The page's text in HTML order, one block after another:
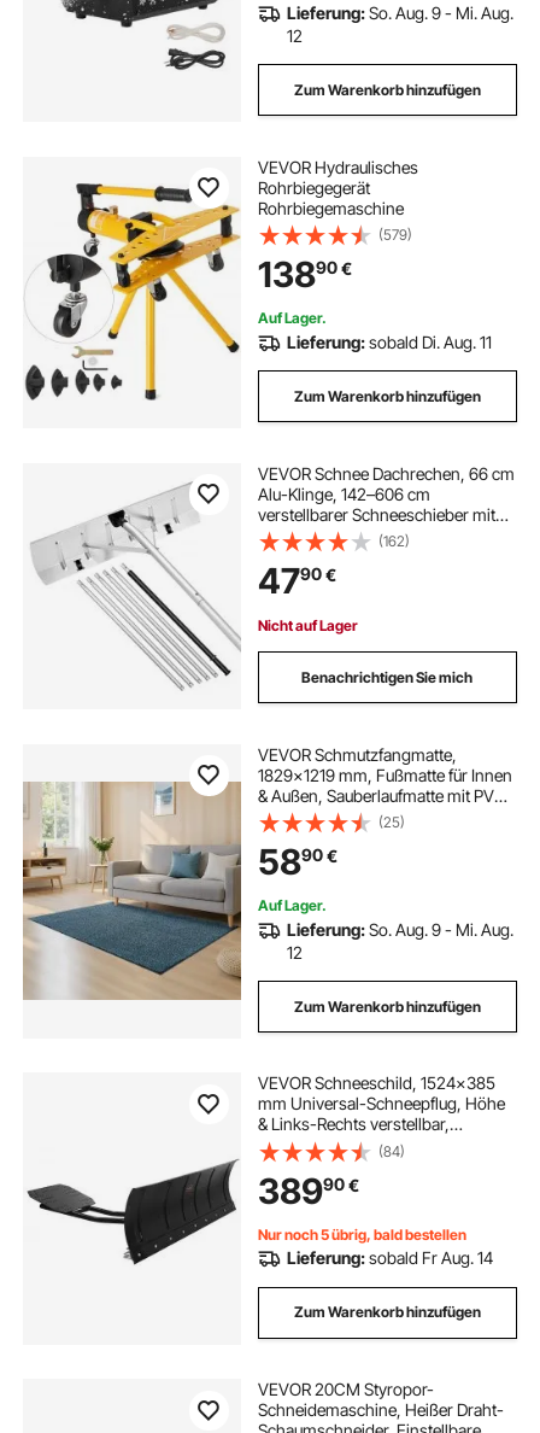
Lieferung:So. Aug. 9 - Mi. Aug.
12
Zum Warenkorb hinzufügen
VEVOR Hydraulisches
Rohrbiegegerät
Rohrbiegemaschine
(579)
13890€
Auf Lager.
Lieferung:sobald Di. Aug. 11
Zum Warenkorb hinzufügen
VEVOR Schnee Dachrechen, 66 cm
Alu-Klinge, 142–606 cm
verstellbarer Schneeschieber mit
Rädern, Schneeräumwerkzeug mit
rutschfestem Griff,
Hausdachrechen zum Entfernen
von Laub & Schnee
(162)
4790€
Nicht auf Lager
Benachrichtigen Sie mich
VEVOR Schmutzfangmatte,
1829x1219 mm, Fußmatte für Innen
& Außen, Sauberlaufmatte mit PVC-
Rückseite, Türmatte, waschbarer
Eingangsteppich für Flur,
Eingangsbereich, Küche, Balkon,
Schieferblau
(25)
5890€
Auf Lager.
Lieferung:So. Aug. 9 - Mi. Aug.
12
Zum Warenkorb hinzufügen
VEVOR Schneeschild, 1524x385
mm Universal-Schneepflug, Höhe
& Links-Rechts verstellbar,
Räumschild, Stahl-Schneeschieber,
3 Montageoptionen, zur
Schneeräumung, für die meisten
ATVs & UTVs
(84)
38990€
Nur noch 5 übrig, bald bestellen
Lieferung:sobald Fr Aug. 14
Zum Warenkorb hinzufügen
VEVOR 20CM Styropor-
Schneidemaschine, Heißer Draht-